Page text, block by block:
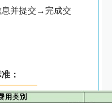
并提交→完成交
：